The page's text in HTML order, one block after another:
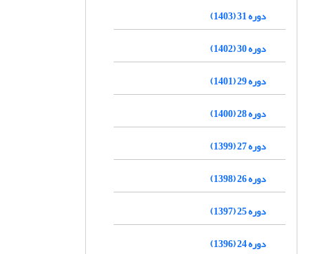
دوره 31 (1403)
دوره 30 (1402)
دوره 29 (1401)
دوره 28 (1400)
دوره 27 (1399)
دوره 26 (1398)
دوره 25 (1397)
دوره 24 (1396)